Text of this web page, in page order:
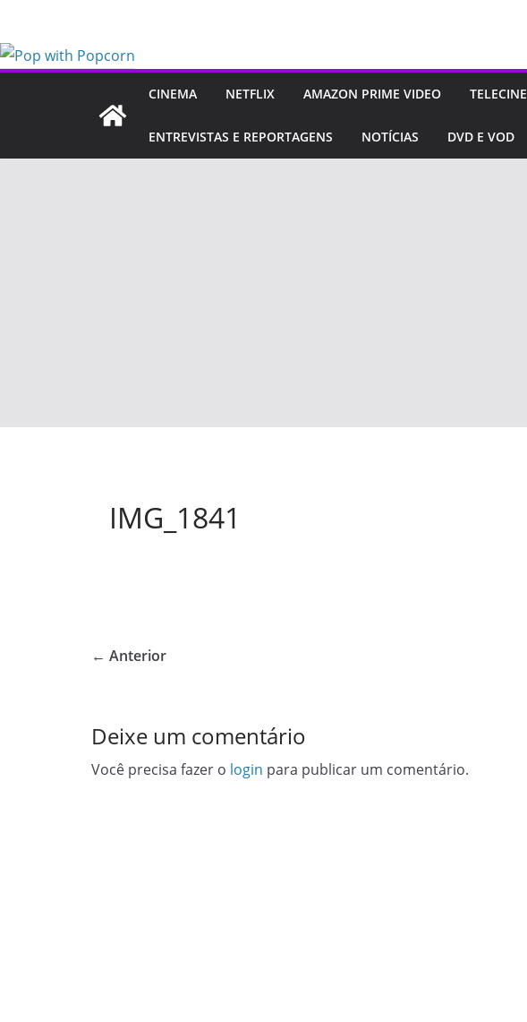
o
CINEMA NETFLIX AMAZON PRIME VIDEO TELECINE
ENTREVISTAS E REPORTAGENS NOTÍCIAS DVD E VOD
IMG_1841
← Anterior
Deixe um comentário
Você precisa fazer o login para publicar um comentário.